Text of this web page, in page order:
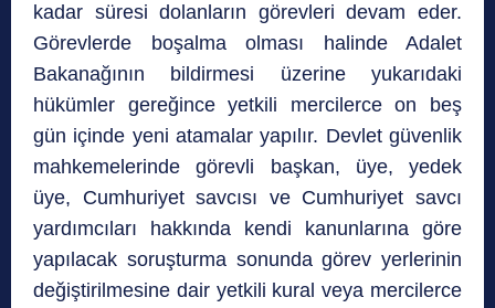
kadar süresi dolanların görevleri devam eder.
Görevlerde boşalma olması halinde Adalet
Bakanağının bildirmesi üzerine yukarıdaki
hükümler gereğince yetkili mercilerce on beş
gün içinde yeni atamalar yapılır. Devlet güvenlik
mahkemelerinde görevli başkan, üye, yedek
üye, Cumhuriyet savcısı ve Cumhuriyet savcı
yardımcıları hakkında kendi kanunlarına göre
yapılacak soruşturma sonunda görev yerlerinin
değiştirilmesine dair yetkili kural veya mercilerce